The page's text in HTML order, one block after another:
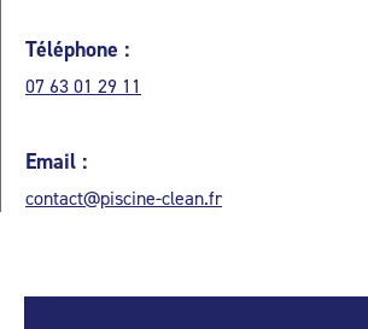
Téléphone :
07 63 01 29 11
Email :
contact@piscine-clean.fr